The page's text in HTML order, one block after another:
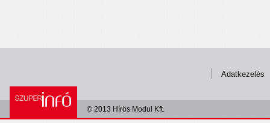
Adatkezelés
© 2013 Hírös Modul Kft.